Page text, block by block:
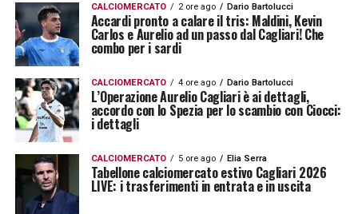
LA PLAYLIST DELLE NOSTRE TOP NEWS
CALCIOMERCATO 2 ore ago Dario Bartolucci
Accardi pronto a calare il tris: Maldini, Kevin
Carlos e Aurelio ad un passo dal Cagliari! Che
combo per i sardi
CALCIOMERCATO 4 ore ago Dario Bartolucci
L’Operazione Aurelio Cagliari è ai dettagli,
accordo con lo Spezia per lo scambio con Ciocci:
i dettagli
CALCIOMERCATO 5 ore ago Elia Serra
Tabellone calciomercato estivo Cagliari 2026
LIVE: i trasferimenti in entrata e in uscita